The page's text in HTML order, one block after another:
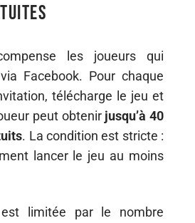
les joueurs qui
Facebook. Pour chaque
télécharge le jeu et
peut obtenir jusqu’à 40
. La condition est stricte :
lancer le jeu au moins
limitée par le nombre